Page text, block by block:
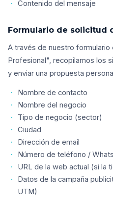
Contenido del mensaje
Formulario de solicitud
A través de nuestro formulario
Profesional", recopilamos los
y enviar una propuesta
Nombre de contacto
Nombre del negocio
Tipo de negocio (sector)
Ciudad
Dirección de email
Número de teléfono /
URL de la web actual (si la
Datos de la campaña
UTM)